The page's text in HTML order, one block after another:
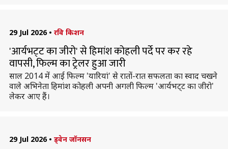
29 Jul 2026 • रवि किशन
'आर्यभट्‌ट का जीरो' से हिमांश कोहली पर्दे पर कर रहे
वापसी, फिल्म का ट्रेलर हुआ जारी
साल 2014 में आई फिल्म 'यारियां' से रातों-रात सफलता का स्वाद चखने
वाले अभिनेता हिमांश कोहली अपनी अगली फिल्म 'आर्यभट्‌ट का जीरो'
लेकर आए हैं।
29 Jul 2026 • ड्वेन जॉनसन